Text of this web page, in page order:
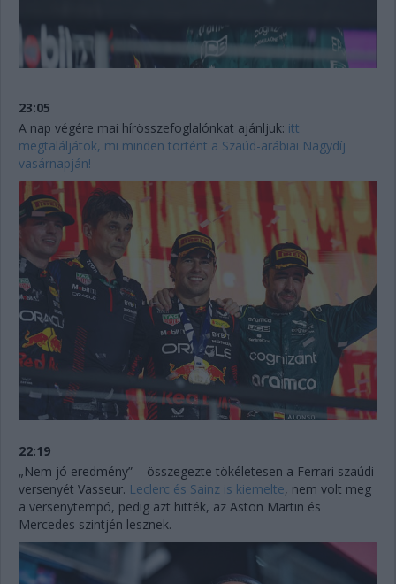
23:05
A nap végére mai hírösszefoglalónkat ajánljuk: itt
megtaláljátok, mi minden történt a Szaúd-arábiai Nagydíj
vasárnapján!
22:19
„Nem jó eredmény” – összegezte tökéletesen a Ferrari szaúdi
versenyét Vasseur. Leclerc és Sainz is kiemelte, nem volt meg
a versenytempó, pedig azt hitték, az Aston Martin és
Mercedes szintjén lesznek.